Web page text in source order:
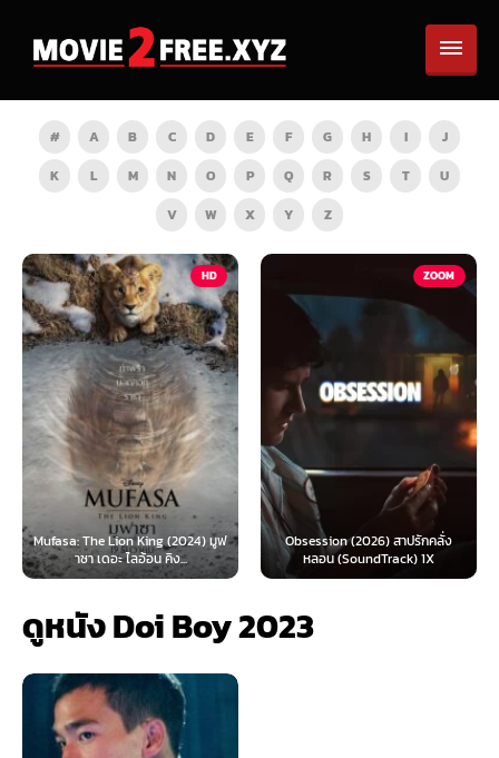
# A B C D E F G H I
J
K
L M N O P Q R S T
U
V
W X Y Z
มูฟ
ZOOM
Obsession (2026) สาปรักคลั่ง
หลอน (SoundTrack) 1X
Survive (2024) ต้องรอด (พากย์
ไทย)
ดูหนัง Doi Boy 2023